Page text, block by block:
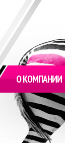
О КОМПАНИИ